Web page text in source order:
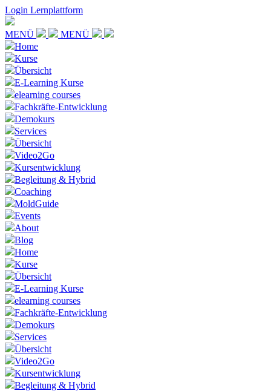
Login Lernplattform
MENÜ
MENÜ
Home
Kurse
Übersicht
E-Learning Kurse
elearning courses
Fachkräfte-Entwicklung
Demokurs
Services
Übersicht
Video2Go
Kursentwicklung
Begleitung & Hybrid
Coaching
MoldGuide
Events
About
Blog
Home
Kurse
Übersicht
E-Learning Kurse
elearning courses
Fachkräfte-Entwicklung
Demokurs
Services
Übersicht
Video2Go
Kursentwicklung
Begleitung & Hybrid